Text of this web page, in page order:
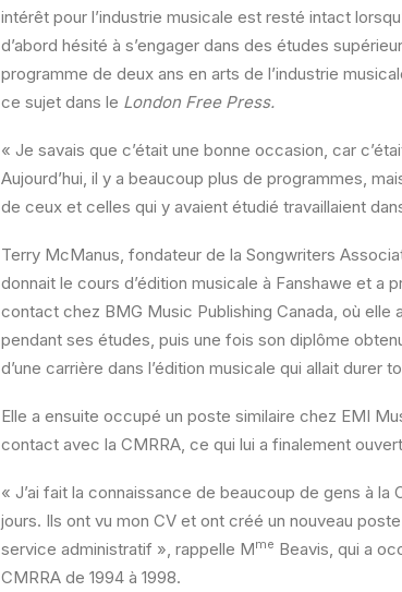
intérêt pour l’industrie musicale est resté intact
d’abord hésité à s’engager dans des études
programme de deux ans en arts de l’industrie
ce sujet dans le London Free Press.
« Je savais que c’était une bonne occasion, car
Aujourd’hui, il y a beaucoup plus de programmes,
de ceux et celles qui y avaient étudié travaillaient
Terry McManus, fondateur de la Songwriters
donnait le cours d’édition musicale à Fanshawe et a
contact chez BMG Music Publishing Canada, où elle
pendant ses études, puis une fois son diplôme
d’une carrière dans l’édition musicale qui allait durer
Elle a ensuite occupé un poste similaire chez EMI
contact avec la CMRRA, ce qui lui a finalement
« J’ai fait la connaissance de beaucoup de gens à
jours. Ils ont vu mon CV et ont créé un nouveau
service administratif », rappelle Mme Beavis, qui a
CMRRA de 1994 à 1998.